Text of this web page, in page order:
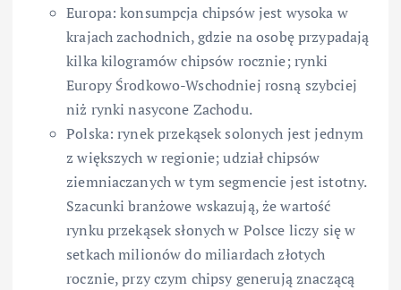
Europa: konsumpcja chipsów jest wysoka w
krajach zachodnich, gdzie na osobę przypadają
kilka kilogramów chipsów rocznie; rynki
Europy Środkowo-Wschodniej rosną szybciej
niż rynki nasycone Zachodu.
Polska: rynek przekąsek solonych jest jednym
z większych w regionie; udział chipsów
ziemniaczanych w tym segmencie jest istotny.
Szacunki branżowe wskazują, że wartość
rynku przekąsek słonych w Polsce liczy się w
setkach milionów do miliardach złotych
rocznie, przy czym chipsy generują znaczącą